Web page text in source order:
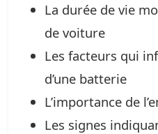
La durée de vie
de voiture
Les facteurs qui
d’une batterie
L’importance de
Les signes